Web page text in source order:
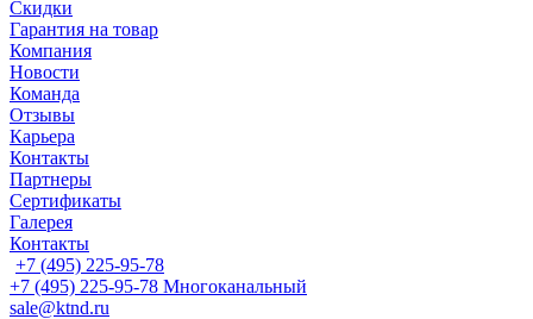
Скидки
Гарантия на товар
Компания
Новости
Команда
Отзывы
Карьера
Контакты
Партнеры
Сертификаты
Галерея
Контакты
+7 (495) 225-95-78
+7 (495) 225-95-78 Многоканальный
sale@ktnd.ru